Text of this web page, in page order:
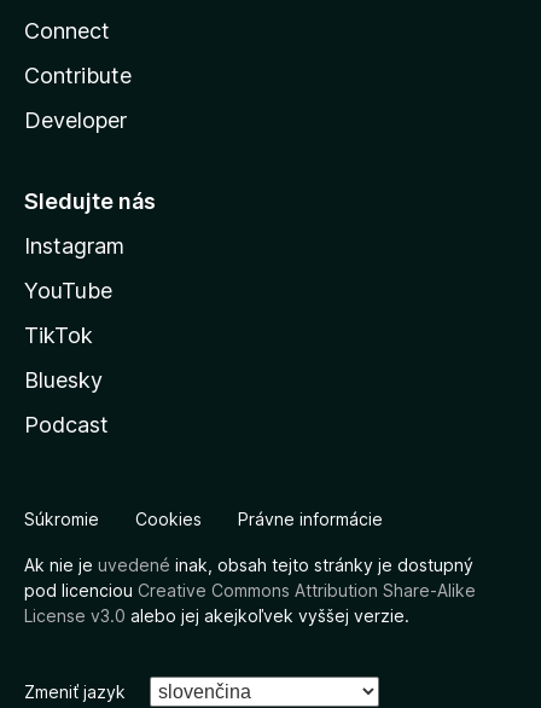
Connect
Contribute
Developer
Sledujte nás
Instagram
YouTube
TikTok
Bluesky
Podcast
Súkromie Cookies Právne informácie
Ak nie je uvedené inak, obsah tejto stránky je dostupný
pod licenciou Creative Commons Attribution Share-Alike
License v3.0 alebo jej akejkoľvek vyššej verzie.
Zmeniť jazyk